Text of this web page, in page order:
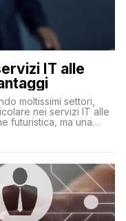
IT alle
moltissimi settori,
nei servizi IT alle
futuristica, ma una
significativo in